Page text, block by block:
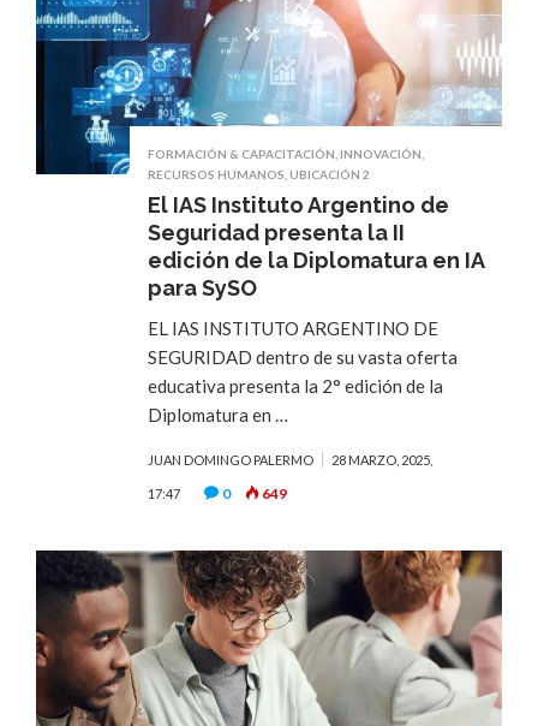
FORMACIÓN & CAPACITACIÓN INNOVACIÓN
RECURSOS HUMANOS UBICACIÓN 2
El IAS Instituto Argentino de
Seguridad presenta la II
edición de la Diplomatura en IA
para SySO
EL IAS INSTITUTO ARGENTINO DE
SEGURIDAD dentro de su vasta oferta
educativa presenta la 2° edición de la
Diplomatura en …
JUAN DOMINGO PALERMO 28 MARZO, 2025,
17:47 0 649